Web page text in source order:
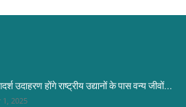
उदाहरण होंगे राष्ट्रीय उद्यानों के पास वन्य जीवों...
2025